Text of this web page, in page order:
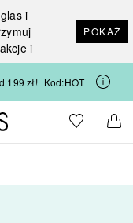
i
i
POKAŻ
199 zł! Kod:HOT
Strona główna Douglas
Do listyDo